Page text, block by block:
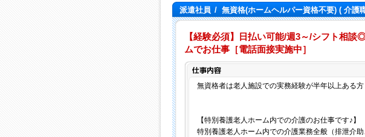
派遣社員 / 無資格(ホームヘルパー資格不要)( 介護
【経験必須】日払い可能/週3～/シフト相
ムでお仕事［電話面接実施中］
無資格者は老人施設での実務経験が半年以上ある方
【特別養護老人ホーム内での介護のお
特別養護老人ホーム内での介護業務全般（排泄介助